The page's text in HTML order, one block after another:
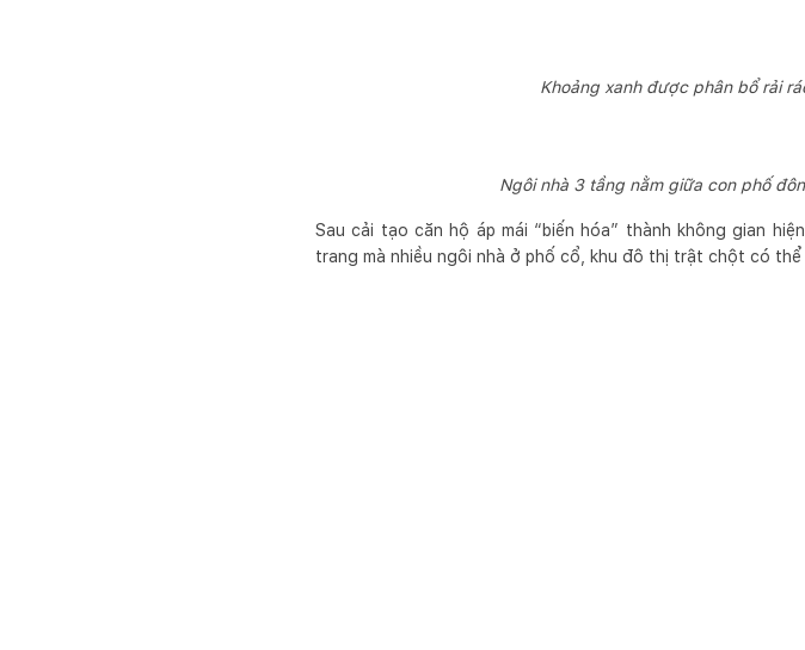
Khoảng xanh được phân bổ rải
Ngôi nhà 3 tầng nằm giữa con phố
Sau cải tạo căn hộ áp mái “biến hóa” thành không gian
trang mà nhiều ngôi nhà ở phố cổ, khu đô thị trật chột có thể